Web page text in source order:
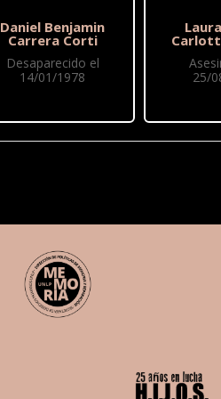
Daniel Benjamin
Carrera Corti
Desaparecido el
14/01/1978
25/